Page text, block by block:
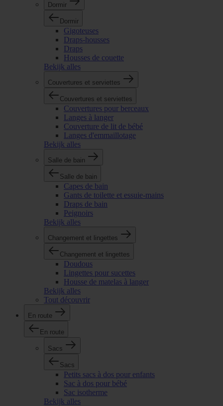
Dormir
Dormir
Gigoteuses
Draps-housses
Draps
Housses de couette
Bekijk alles
Couvertures et serviettes
Couvertures et serviettes
Couvertures pour berceaux
Langes à langer
Couverture de lit de bébé
Langes d'emmaillotage
Bekijk alles
Salle de bain
Salle de bain
Capes de bain
Gants de toilette et essuie-mains
Draps de bain
Peignoirs
Bekijk alles
Changement et lingettes
Changement et lingettes
Doudous
Lingettes pour sucettes
Housse de matelas à langer
Bekijk alles
Tout découvrir
En route
En route
Sacs
Sacs
Petits sacs à dos pour enfants
Sac à dos pour bébé
Sac isotherme
Bekijk alles